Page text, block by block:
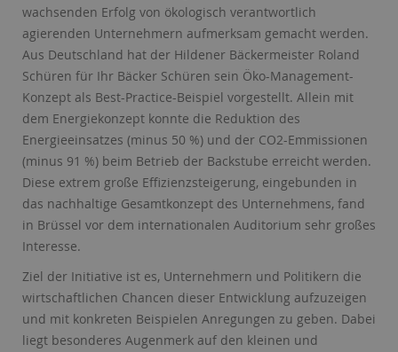
wachsenden Erfolg von ökologisch verantwortlich
agierenden Unternehmern aufmerksam gemacht werden.
Aus Deutschland hat der Hildener Bäckermeister Roland
Schüren für Ihr Bäcker Schüren sein Öko-Management-
Konzept als Best-Practice-Beispiel vorgestellt. Allein mit
dem Energiekonzept konnte die Reduktion des
Energieeinsatzes (minus 50 %) und der CO2-Emmissionen
(minus 91 %) beim Betrieb der Backstube erreicht werden.
Diese extrem große Effizienzsteigerung, eingebunden in
das nachhaltige Gesamtkonzept des Unternehmens, fand
in Brüssel vor dem internationalen Auditorium sehr großes
Interesse.
Ziel der Initiative ist es, Unternehmern und Politikern die
wirtschaftlichen Chancen dieser Entwicklung aufzuzeigen
und mit konkreten Beispielen Anregungen zu geben. Dabei
liegt besonderes Augenmerk auf den kleinen und
Name:
Session
Zweck:
Speichert die aktuelle Session des Besuchers
Cookies:
PHPSESSID
Laufzeit:
Dauer der Browsersitzung
Name:
Resolution
Zweck:
Speichert die Auflösung des Browserfensters
Cookies:
resolution
Laufzeit:
Dauer der Browsersitzung